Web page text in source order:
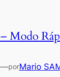
Modo
—porMario